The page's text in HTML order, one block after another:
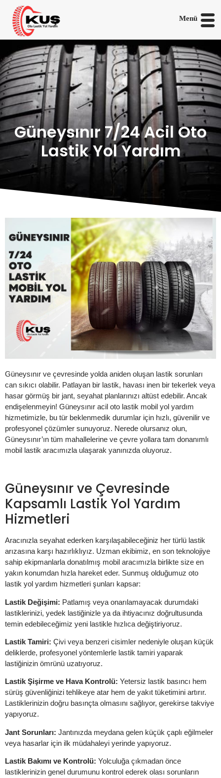
Güneysınır 7/24 Acil Oto
Lastik Yol Yardım
Güneysınır ve çevresinde yolda aniden oluşan lastik sorunları
can sıkıcı olabilir. Patlayan bir lastik, havası inen bir tekerlek veya
hasar görmüş bir jant, seyahat planlarınızı altüst edebilir. Ancak
endişelenmeyin! Güneysınır acil oto lastik mobil yol yardım
hizmetimizle, bu tür beklenmedik durumlar için hızlı, güvenilir ve
profesyonel çözümler sunuyoruz. Nerede olursanız olun,
Güneysınır’ın tüm mahallelerine ve çevre yollara tam donanımlı
mobil lastik aracımızla ulaşarak yanınızda oluyoruz.
Güneysınır ve Çevresinde
Kapsamlı Lastik Yol Yardım
Hizmetleri
Aracınızla seyahat ederken karşılaşabileceğiniz her türlü lastik
arızasına karşı hazırlıklıyız. Uzman ekibimiz, en son teknolojiye
sahip ekipmanlarla donatılmış mobil aracımızla birlikte size en
yakın konumdan hızla hareket eder. Sunmuş olduğumuz oto
lastik yol yardım hizmetleri şunları kapsar:
Lastik Değişimi: Patlamış veya onarılamayacak durumdaki
lastiklerinizi, yedek lastiğinizle ya da ihtiyacınız doğrultusunda
temin edebileceğimiz yeni lastikle hızlıca değiştiriyoruz.
Lastik Tamiri: Çivi veya benzeri cisimler nedeniyle oluşan küçük
deliklerde, profesyonel yöntemlerle lastik tamiri yaparak
lastiğinizin ömrünü uzatıyoruz.
Lastik Şişirme ve Hava Kontrolü: Yetersiz lastik basıncı hem
sürüş güvenliğinizi tehlikeye atar hem de yakıt tüketimini artırır.
Lastiklerinizin doğru basınçta olmasını sağlıyor, gerekirse takviye
yapıyoruz.
Jant Sorunları: Jantınızda meydana gelen küçük çaplı eğilmeler
veya hasarlar için ilk müdahaleyi yerinde yapıyoruz.
Lastik Bakımı ve Kontrolü: Yolculuğa çıkmadan önce
lastiklerinizin genel durumunu kontrol ederek olası sorunların
Menü